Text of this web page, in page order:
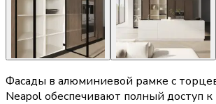
Фасады в алюминиевой рамке с
Neapol обеспечивают полный доступ